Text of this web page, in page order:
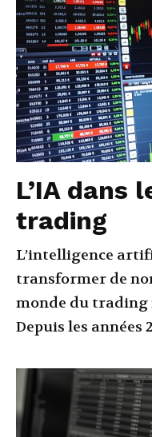
L’IA dans
trading
L’intelligence
transformer de
monde du trading
Depuis les années